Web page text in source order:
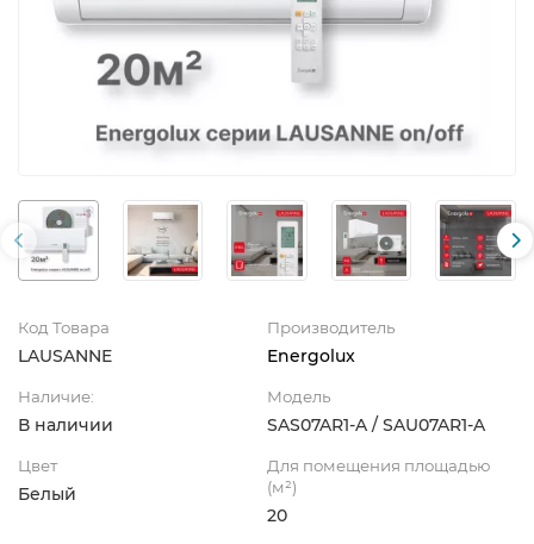
Код Товара
LAUSANNE
Производитель
Energolux
Наличие:
В наличии
Модель
SAS07AR1-A / SAU07AR1-A
Цвет
Белый
Для помещения площадью
(м²)
20